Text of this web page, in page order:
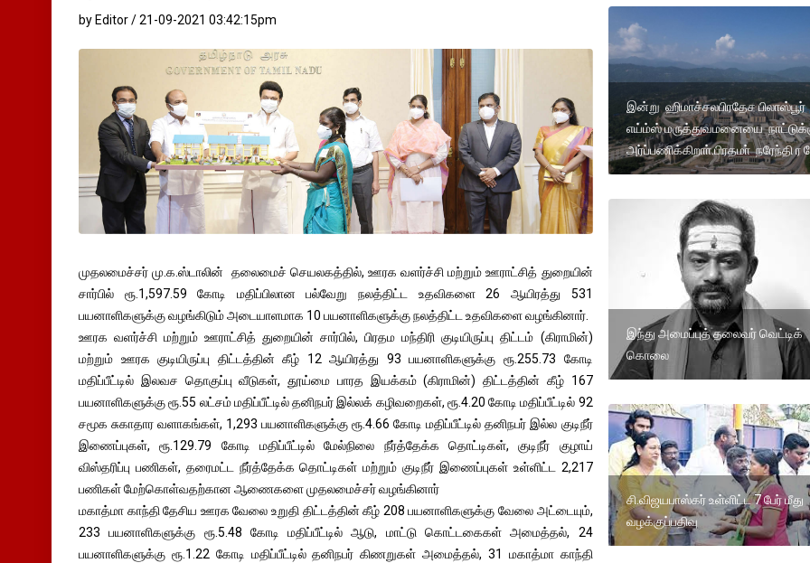
by Editor / 21-09-2021 03:42:15pm
முதலமைச்சர் மு.க.ஸ்டாலின் தலைமைச் செயலகத்தில், ஊரக வளர்ச்சி மற்றும் ஊராட்சித் துறையின்
சார்பில் ரூ.1,597.59 கோடி மதிப்பிலான பல்வேறு நலத்திட்ட உதவிகளை 26 ஆயிரத்து 531
பயனாளிகளுக்கு வழங்கிடும் அடையாளமாக 10 பயனாளிகளுக்கு நலத்திட்ட உதவிகளை வழங்கினார்.
ஊரக வளர்ச்சி மற்றும் ஊராட்சித் துறையின் சார்பில், பிரதம மந்திரி குடியிருப்பு திட்டம் (கிராமின்)
மற்றும் ஊரக குடியிருப்பு திட்டத்தின் கீழ் 12 ஆயிரத்து 93 பயனாளிகளுக்கு ரூ.255.73 கோடி
மதிப்பீட்டில் இலவச தொகுப்பு வீடுகள், தூய்மை பாரத இயக்கம் (கிராமின்) திட்டத்தின் கீழ் 167
பயனாளிகளுக்கு ரூ.55 லட்சம் மதிப்பீட்டில் தனிநபர் இல்லக் கழிவறைகள், ரூ.4.20 கோடி மதிப்பீட்டில் 92
சமூக சுகாதார வளாகங்கள், 1,293 பயனாளிகளுக்கு ரூ.4.66 கோடி மதிப்பீட்டில் தனிநபர் இல்ல குடிநீர்
இணைப்புகள், ரூ.129.79 கோடி மதிப்பீட்டில் மேல்நிலை நீர்த்தேக்க தொட்டிகள், குடிநீர் குழாய்
விஸ்தரிப்பு பணிகள், தரைமட்ட நீர்த்தேக்க தொட்டிகள் மற்றும் குடிநீர் இணைப்புகள் உள்ளிட்ட 2,217
பணிகள் மேற்கொள்வதற்கான ஆணைகளை முதலமைச்சர் வழங்கினார்
மகாத்மா காந்தி தேசிய ஊரக வேலை உறுதி திட்டத்தின் கீழ் 208 பயனாளிகளுக்கு வேலை அட்டையும்,
233 பயனாளிகளுக்கு ரூ.5.48 கோடி மதிப்பீட்டில் ஆடு, மாட்டு கொட்டகைகள் அமைத்தல், 24
பயனாளிகளுக்கு ரூ.1.22 கோடி மதிப்பீட்டில் தனிநபர் கிணறுகள் அமைத்தல், 31 மகாத்மா காந்தி
இன்று ஹிமாச்சலபிரதேச பிலாஸ்பூர்
எய்ம்ஸ் மருத்துவமனையை
அர்ப்பணிக்கிறாா்.பிரதமா் நரேந்தி ர
இந்து அமைப்புத் தலைவர் வெட்டிக்
கொலை
சி.விஜயபாஸ்கர் உள்ளிட்ட 7 பேர் மீது
வழக்குப்பதிவு